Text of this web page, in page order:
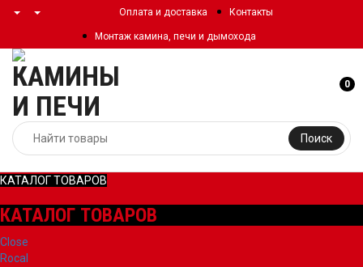
Оплата и доставка Контакты
Монтаж камина, печи и дымохода
Поиск
0
КАТАЛОГ ТОВАРОВ
КАТАЛОГ ТОВАРОВ
Close
Rocal